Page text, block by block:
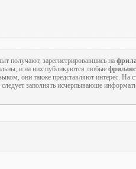
получают, зарегистрировавшись на
и на них публикуются любые
они также представляют интерес. На
заполнять исчерпывающе